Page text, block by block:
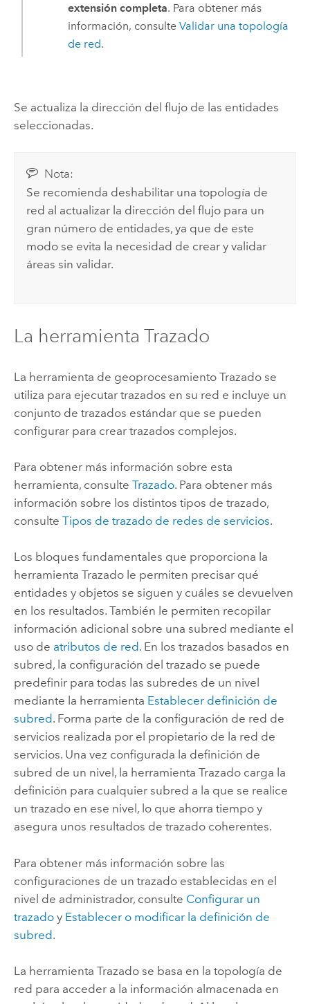
extensión completa. Para obtener más
información, consulteValidar una topología
de red.
Se actualiza la dirección del flujo de las entidades
seleccionadas.
Nota:
Se recomienda deshabilitar una topología de
red al actualizar la dirección del flujo para un
gran número de entidades, ya que de este
modo se evita la necesidad de crear y validar
áreas sin validar.
La herramienta Trazado
La herramienta de geoprocesamiento Trazadose
utiliza para ejecutar trazados en su red e incluye un
conjunto de trazados estándar que se pueden
configurar para crear trazados complejos.
Para obtener más información sobre esta
herramienta, consulte Trazado. Para obtener más
información sobre los distintos tipos de trazado,
consulte Tipos de trazado de redes de servicios.
Los bloques fundamentales que proporciona la
herramienta Trazadole permiten precisar qué
entidades y objetos se siguen y cuáles se devuelven
en los resultados. También le permiten recopilar
información adicional sobre una subred mediante el
uso de atributos de red. En los trazados basados en
subred, la configuración del trazado se puede
predefinir para todas las subredes de un nivel
mediante la herramienta Establecer definición de
subred. Forma parte de la configuración de red de
servicios realizada por el propietario de la red de
servicios. Una vez configurada la definición de
subred de un nivel, la herramienta Trazadocarga la
definición para cualquier subred a la que se realice
un trazado en ese nivel, lo que ahorra tiempo y
asegura unos resultados de trazado coherentes.
Para obtener más información sobre las
configuraciones de un trazado establecidas en el
nivel de administrador, consulte Configurar un
trazadoy Establecer o modificar la definición de
subred.
La herramienta Trazadose basa en la topología de
red para acceder a la información almacenada en